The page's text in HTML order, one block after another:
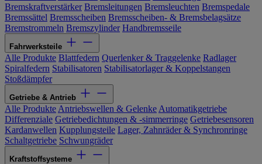
Bremskraftverstärker Bremsleitungen Bremsleuchten Bremspedale
Bremssättel Bremsscheiben Bremsscheiben- & Bremsbelagsätze
Bremstrommeln Bremszylinder Handbremsseile
Fahrwerksteile
Alle Produkte Blattfedern Querlenker & Traggelenke Radlager
Spiralfedern Stabilisatoren Stabilisatorlager & Koppelstangen
Stoßdämpfer
Getriebe & Antrieb
Alle Produkte Antriebswellen & Gelenke Automatikgetriebe
Differenziale Getriebedichtungen & -simmerringe Getriebesensoren
Kardanwellen Kupplungsteile Lager, Zahnräder & Synchronringe
Schaltgetriebe Schwungräder
Kraftstoffsysteme